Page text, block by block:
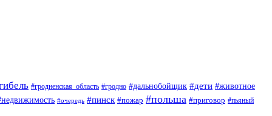
#гродненская_область #гродно #дальнобойщик #дети #животное
#очередь #пинск #пожар #польша #приговор #пьяный